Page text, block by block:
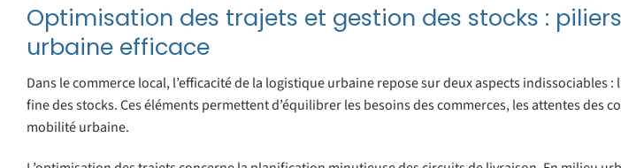
Optimisation des trajets et gestion des stocks :
urbaine efficace
Dans le commerce local, l’efficacité de la logistique urbaine repose sur deux aspects indissociables
fine des stocks. Ces éléments permettent d’équilibrer les besoins des commerces, les attentes des
mobilité urbaine.